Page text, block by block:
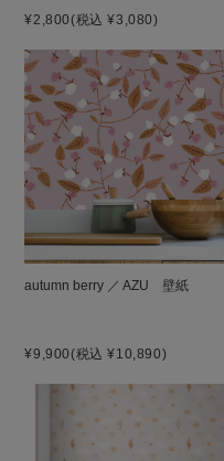
¥2,800(税込 ¥3,080)
autumn berry ／ AZU 壁紙
¥9,900(税込 ¥10,890)